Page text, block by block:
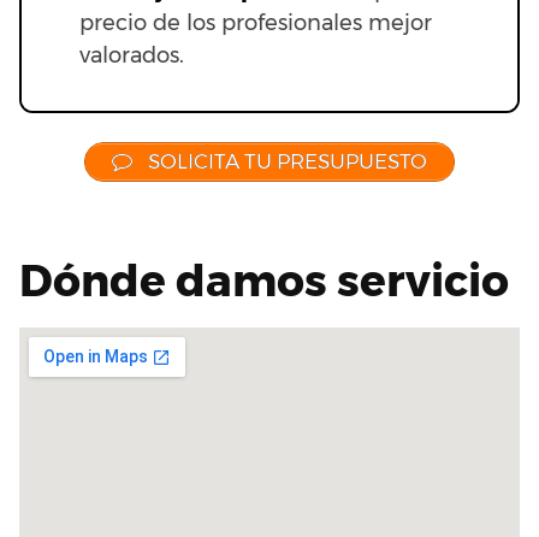
precio de los profesionales mejor
valorados.
SOLICITA TU PRESUPUESTO
Dónde damos servicio